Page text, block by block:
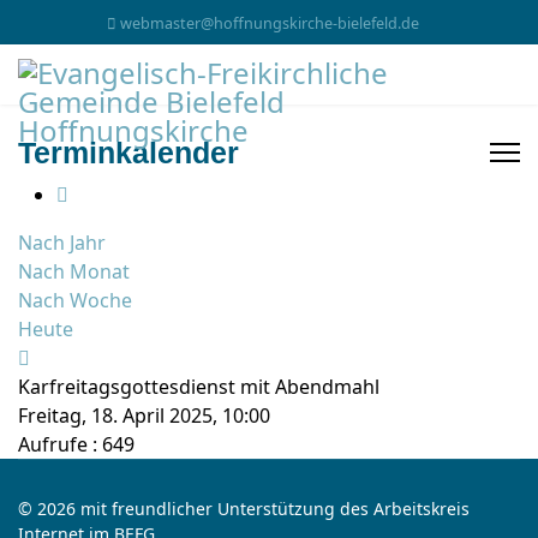
webmaster@hoffnungskirche-bielefeld.de
Terminkalender
Nach Jahr
Nach Monat
Nach Woche
Heute
Karfreitagsgottesdienst mit Abendmahl
Freitag, 18. April 2025, 10:00
Aufrufe : 649
© 2026 mit freundlicher Unterstützung des Arbeitskreis